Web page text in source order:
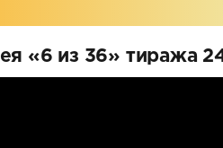
«6 из 36» тиража